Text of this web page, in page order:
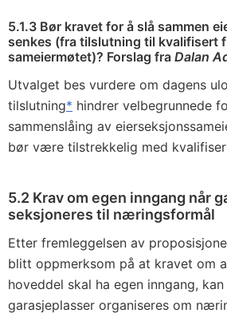
5.1.3 Bør kravet for å slå sammen
senkes (fra tilslutning til kvalifisert
sameiermøtet)? Forslag fra Dalan
Utvalget bes vurdere om dagens
tilslutning* hindrer velbegrunnede
sammenslåing av
bør være tilstrekkelig med
5.2 Krav om egen inngang når
seksjoneres til næringsformål
Etter fremleggelsen av
blitt oppmerksom på at kravet om
hoveddel skal ha egen inngang,
garasjeplasser organiseres om